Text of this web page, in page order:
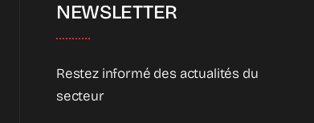
NEWSLETTER
Restez informé des actualités du
secteur